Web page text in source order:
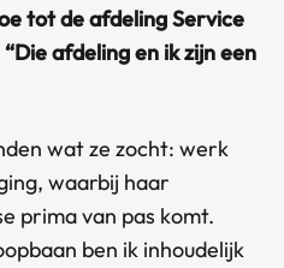
tot de afdeling Service
afdeling en ik zijn een
wat ze zocht: werk
waarbij haar
prima van pas komt.
ben ik inhoudelijk